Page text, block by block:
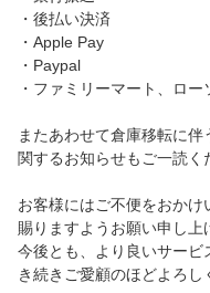
・後払い決済
・Apple Pay
・Paypal
・ファミリーマート、ロー
またあわせて倉庫移転に
関するお知らせもご一読く
お客様にはご不便をおか
賜りますようお願い申し上
今後とも、より良いサービ
き続きご愛顧のほどよろし